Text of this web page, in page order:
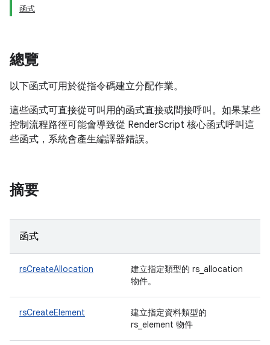
函式
總覽
以下函式可用於從指令碼建立分配作業。
這些函式可直接從可叫用的函式直接或間接呼叫。如果某些
控制流程路徑可能會導致從 RenderScript 核心函式呼叫這
些函式，系統會產生編譯器錯誤。
摘要
函式
rsCreateAllocation
建立指定類型的 rs_allocation
物件。
rsCreateElement
建立指定資料類型的
rs_element 物件